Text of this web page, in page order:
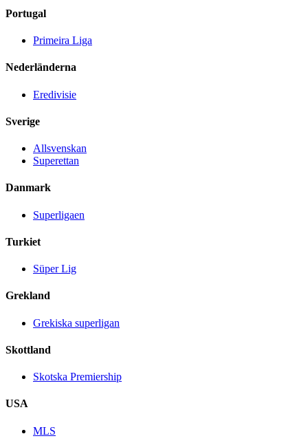
Portugal
Primeira Liga
Nederländerna
Eredivisie
Sverige
Allsvenskan
Superettan
Danmark
Superligaen
Turkiet
Süper Lig
Grekland
Grekiska superligan
Skottland
Skotska Premiership
USA
MLS